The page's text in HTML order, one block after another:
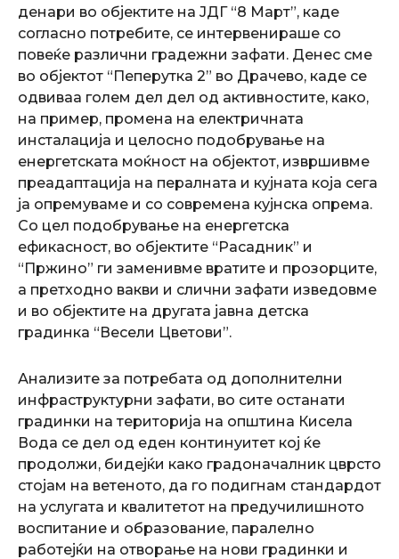
денари во објектите на ЈДГ “8 Март”, каде
согласно потребите, се интервенираше со
повеќе различни градежни зафати. Денес сме
во објектот “Пеперутка 2” во Драчево, каде се
одвиваа голем дел дел од активностите, како,
на пример, промена на електричната
инсталација и целосно подобрување на
енергетската моќност на објектот, извршивме
преадаптација на пералната и кујната која сега
ја опремуваме и со современа кујнска опрема.
Со цел подобрување на енергетска
ефикасност, во објектите “Расадник” и
“Пржино” ги заменивме вратите и прозорците,
а претходно вакви и слични зафати изведовме
и во објектите на другата јавна детска
градинка “Весели Цветови”.
Анализите за потребата од дополнителни
инфраструктурни зафати, во сите останати
градинки на територија на општина Кисела
Вода се дел од еден континуитет кој ќе
продолжи, бидејќи како градоначалник цврсто
стојам на ветеното, да го подигнам стандардот
на услугата и квалитетот на предучилишното
воспитание и образование, паралелно
работејќи на отворање на нови градинки и